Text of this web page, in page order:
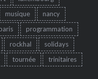
musique
nancy
programmation
rockhal
solidays
tournée
trinitaires